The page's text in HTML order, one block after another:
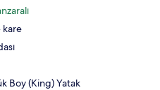
kare
Boy (King) Yatak